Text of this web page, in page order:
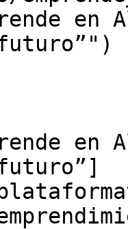
en
en